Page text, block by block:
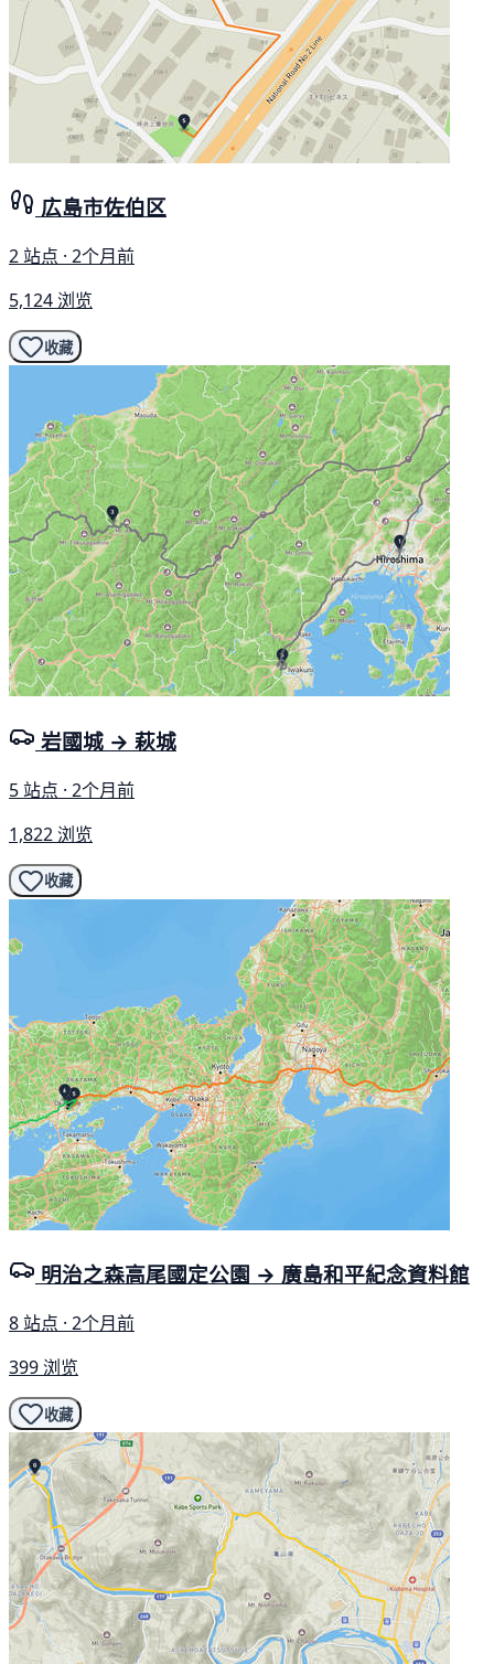
広島市佐伯区
2 站点 · 2个月前
5,124 浏览
收藏
岩國城 → 萩城
5 站点 · 2个月前
1,822 浏览
收藏
明治之森高尾國定公園 → 廣島和平紀念資料館
8 站点 · 2个月前
399 浏览
收藏